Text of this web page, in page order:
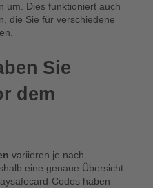
um. Dies funktioniert auch
die Sie für verschiedene
Sie
dem
variieren je nach
eine genaue Übersicht
Codes haben